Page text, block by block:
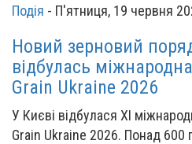
Подія - П'ятниця, 19 червня
Новий зерновий
відбулась
Grain Ukraine 2026
У Києві відбулася XI
Grain Ukraine 2026. Понад 600